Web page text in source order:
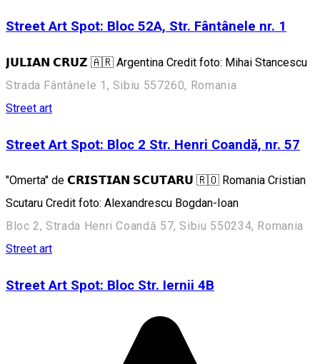
Street Art Spot: Bloc 52A, Str. Fântânele nr. 1
𝗝𝗨𝗟𝗜𝗔𝗡 𝗖𝗥𝗨𝗭 🇦🇷 Argentina Credit foto: Mihai Stancescu
Strada Fântânele 1, Sibiu 557260, Romania
Street art
Street Art Spot: Bloc 2 Str. Henri Coandă, nr. 57
"Omerta" de 𝗖𝗥𝗜𝗦𝗧𝗜𝗔𝗡 𝗦𝗖𝗨𝗧𝗔𝗥𝗨 🇷🇴 Romania Cristian
Scutaru Credit foto: Alexandrescu Bogdan-Ioan
Bloc 2, Strada Henri Coandă 57, Sibiu 550234, Romania
Street art
Street Art Spot: Bloc Str. Iernii 4B